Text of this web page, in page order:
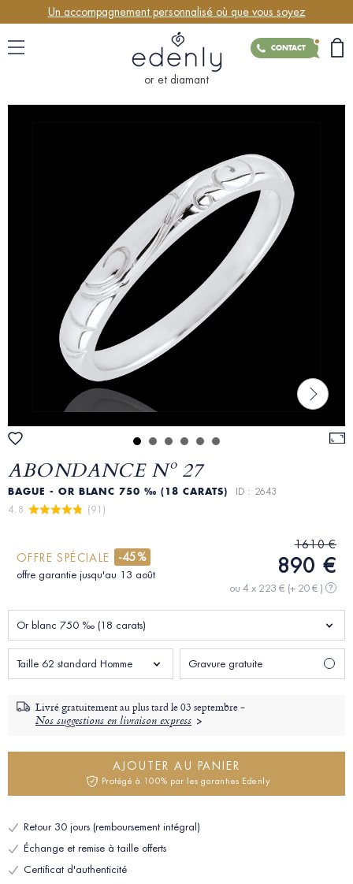
Un accompagnement personnalisé où que vous soyez
CONTACT
or et diamant
ABONDANCE Nº 27
BAGUE - OR BLANC 750 ‰ (18 CARATS) ID : 2643
4.8
(91)
OFFRE SPÉCIALE -45%
offre garantie jusqu'au 13 août
1610 €
890 €
ou 4 x 223 € (+ 20 € ) ?
Or blanc 750 ‰ (18 carats)
Taille 62 standard Homme Gravure gratuite
Livré gratuitement au plus tard le03 septembre -
Nos suggestions en livraison express
AJOUTER AU PANIER
Protégé à 100% par les garanties Edenly
Retour 30 jours (remboursement intégral)
Échange et remise à taille offerts
Certificat d'authenticité